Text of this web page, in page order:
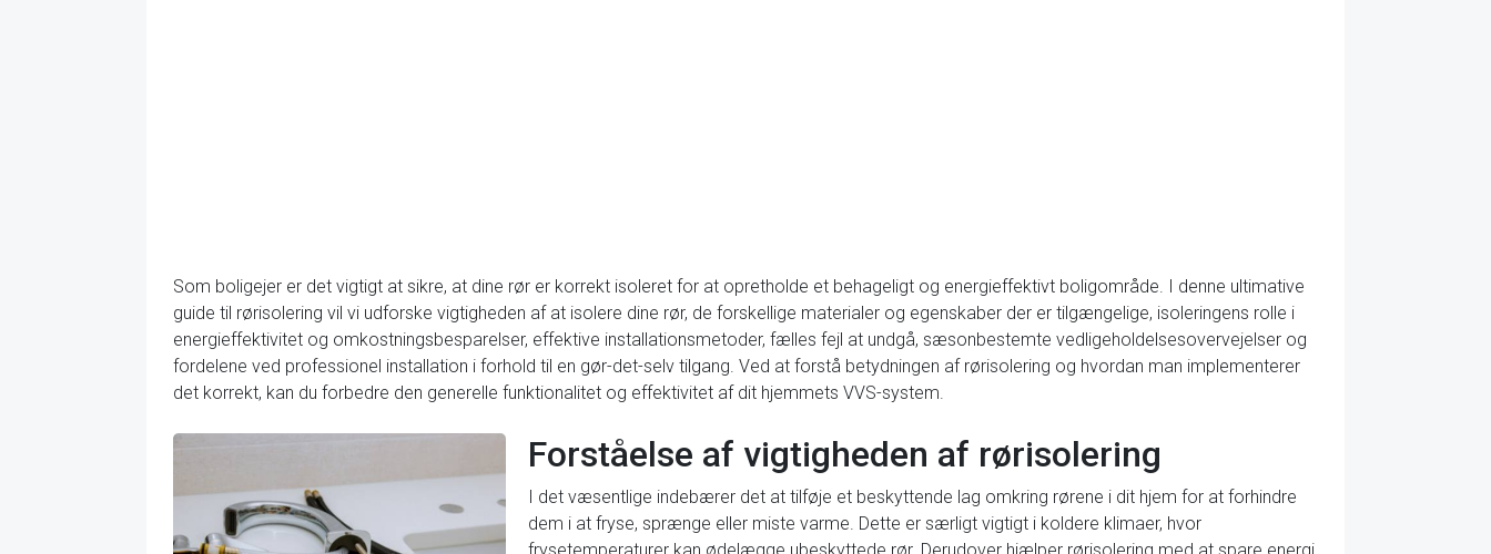
Som boligejer er det vigtigt at sikre, at dine rør er korrekt isoleret for at opretholde et behageligt og energieffektivt boligområde. I denne ultimative
guide til rørisolering vil vi udforske vigtigheden af at isolere dine rør, de forskellige materialer og egenskaber der er tilgængelige, isoleringens rolle i
energieffektivitet og omkostningsbesparelser, effektive installationsmetoder, fælles fejl at undgå, sæsonbestemte vedligeholdelsesovervejelser og
fordelene ved professionel installation i forhold til en gør-det-selv tilgang. Ved at forstå betydningen af rørisolering og hvordan man implementerer
det korrekt, kan du forbedre den generelle funktionalitet og effektivitet af dit hjemmets VVS-system.
Forståelse af vigtigheden af ​​rørisolering
I det væsentlige indebærer det at tilføje et beskyttende lag omkring rørene i dit hjem for at forhindre
dem i at fryse, sprænge eller miste varme. Dette er særligt vigtigt i koldere klimaer, hvor